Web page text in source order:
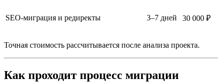
SEO-миграция и редиректы 3–7 дней 30 000 ₽
Точная стоимость рассчитывается после анализа проекта.
Как проходит процесс миграции